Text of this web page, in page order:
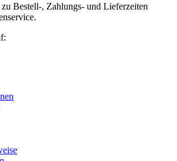
Bestell-, Zahlungs- und Lieferzeiten